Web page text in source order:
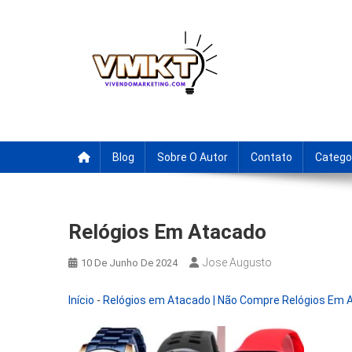
Blog Sobre O Autor Contato
Relógios Em Atacado
10 De Junho De 2024 Jose Augusto
Início - Relógios em Atacado | Não Compre Relógios Em